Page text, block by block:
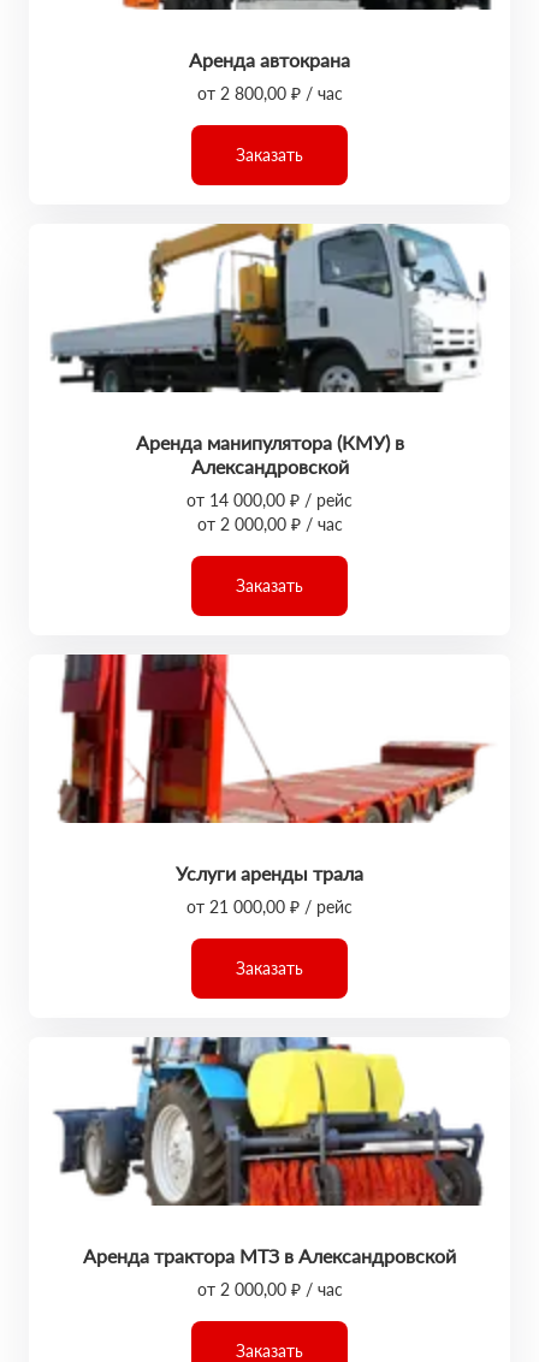
Аренда автокрана
от 2 800,00 ₽ / час
Заказать
Аренда манипулятора (КМУ) в
Александровской
от 14 000,00 ₽ / рейс
от 2 000,00 ₽ / час
Заказать
Услуги аренды трала
от 21 000,00 ₽ / рейс
Заказать
Аренда трактора МТЗ в Александровской
от 2 000,00 ₽ / час
Заказать